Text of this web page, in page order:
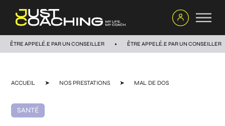
ÊTRE APPELÉ.E PAR UN CONSEILLER ÊTRE APPELÉ.E PAR UN CONSEILLER
ACCUEIL ➤ NOS PRESTATIONS ➤ MAL DE DOS
SANTÉ